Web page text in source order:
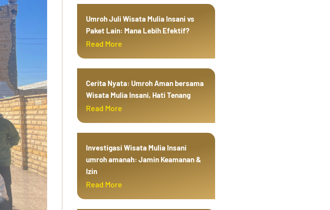
Umroh Juli Wisata Mulia Insani vs
Paket Lain: Mana Lebih Efektif?
Read More
Cerita Nyata: Umroh Aman bersama
Wisata Mulia Insani, Hati Tenang
Read More
Investigasi Wisata Mulia Insani
umroh amanah: Jamin Keamanan &
Izin
Read More